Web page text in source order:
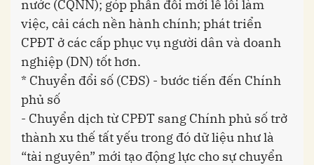
nước (CQNN); góp phần đổi mới lề lối làm
việc, cải cách nền hành chính; phát triển
CPĐT ở các cấp phục vụ người dân và doanh
nghiệp (DN) tốt hơn.
* Chuyển đổi số (CĐS) - bước tiến đến Chính
phủ số
- Chuyển dịch từ CPĐT sang Chính phủ số trở
thành xu thế tất yếu trong đó dữ liệu như là
“tài nguyên” mới tạo động lực cho sự chuyển